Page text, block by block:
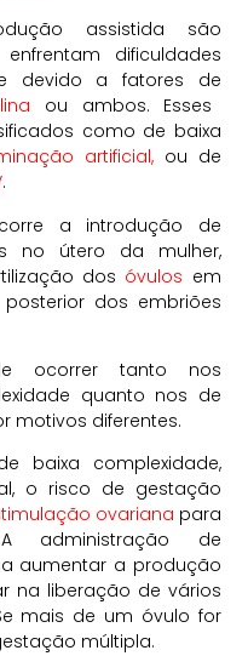
assistida são
dificuldades
devido a fatores de
ou ambos. Esses
como de baixa
artificial,ou de
.
a introdução de
no útero da mulher,
dos óvulos em
dos embriões
ocorrer tanto nos
quanto nos de
motivos diferentes.
baixa complexidade,
o risco de gestação
ovariana para
administração de
aumentar a produção
na liberação de vários
mais de um óvulo for
múltipla.